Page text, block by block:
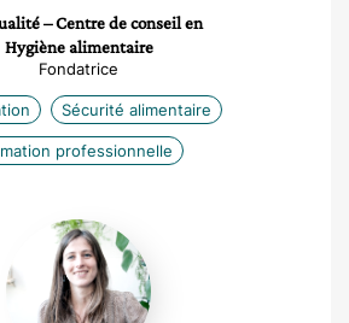
– Centre de conseil en
Hygiène alimentaire
Fondatrice
Sécurité alimentaire
professionnelle
Marie
Lacroix